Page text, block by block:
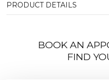
PRODUCT DETAILS
BOOK AN
FIND